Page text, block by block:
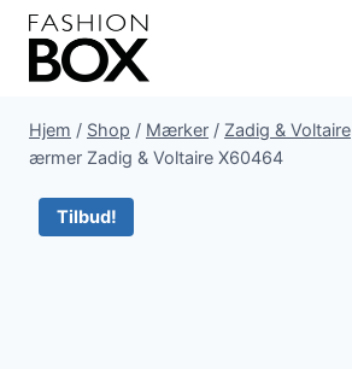
Fortsæt
indhold
Hjem / Shop / Mærker / Zadig & Voltaire
ærmer Zadig & Voltaire X60464
Tilbud!